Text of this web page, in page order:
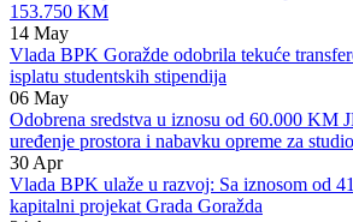
Sjednice Vlade
20 May
Za sanaciju putne infrastrukture u Općini
153.750 KM
14 May
Vlada BPK Goražde odobrila tekuće
isplatu studentskih stipendija
06 May
Odobrena sredstva u iznosu od 60.000 KM
uređenje prostora i nabavku opreme za studio